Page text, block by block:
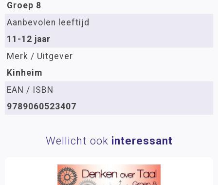
Groep 8
Aanbevolen leeftijd
11-12 jaar
Merk / Uitgever
Kinheim
EAN / ISBN
9789060523407
Wellicht ook interessant